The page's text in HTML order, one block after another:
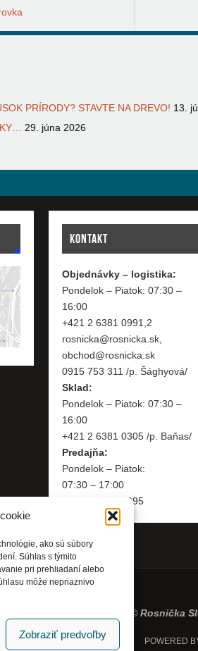
ako sú súbory
Súhlas s týmito
pri prehliadaní alebo
môže nepriaznivo
Zobraziť predvoľby
PRÍRODY? STAVTE NA DREVO! 13.
29. júna 2026
KONTAKT
Objednávky – logistika:
Pondelok – Piatok: 07:30 –
16:00
+421 2 6381 0991,2
rosnicka@rosnicka.sk,
obchod@rosnicka.sk
0915 753 311 /p. Šághyová/
Sklad:
Pondelok – Piatok: 07:30 –
16:00
+421 2 6381 0305 /p. Baňas/
Predajňa:
Pondelok – Piatok:
07:30 – 17:00
+421 2 6381 0995
Copyright © Rosnička
POWERED